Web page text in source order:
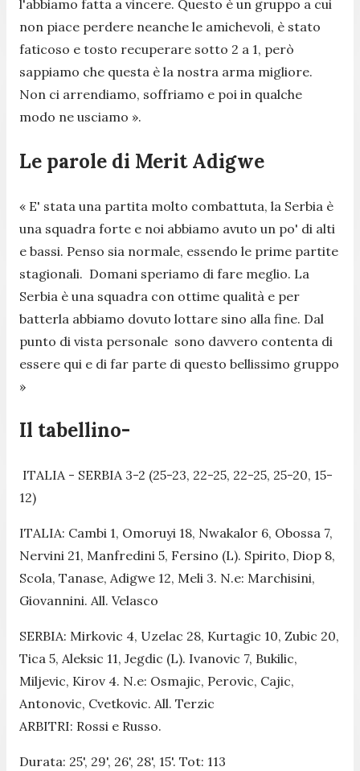
l'abbiamo fatta a vincere. Questo è un gruppo a cui
non piace perdere neanche le amichevoli, è stato
faticoso e tosto recuperare sotto 2 a 1, però
sappiamo che questa è la nostra arma migliore.
Non ci arrendiamo, soffriamo e poi in qualche
modo ne usciamo ».
Le parole di Merit Adigwe
« E' stata una partita molto combattuta, la Serbia è
una squadra forte e noi abbiamo avuto un po' di alti
e bassi. Penso sia normale, essendo le prime partite
stagionali. Domani speriamo di fare meglio. La
Serbia è una squadra con ottime qualità e per
batterla abbiamo dovuto lottare sino alla fine. Dal
punto di vista personale sono davvero contenta di
essere qui e di far parte di questo bellissimo gruppo
»
Il tabellino-
ITALIA - SERBIA 3-2 (25-23, 22-25, 22-25, 25-20, 15-
12)
ITALIA: Cambi 1, Omoruyi 18, Nwakalor 6, Obossa 7,
Nervini 21, Manfredini 5, Fersino (L). Spirito, Diop 8,
Scola, Tanase, Adigwe 12, Meli 3. N.e: Marchisini,
Giovannini. All. Velasco
SERBIA: Mirkovic 4, Uzelac 28, Kurtagic 10, Zubic 20,
Tica 5, Aleksic 11, Jegdic (L). Ivanovic 7, Bukilic,
Miljevic, Kirov 4. N.e: Osmajic, Perovic, Cajic,
Antonovic, Cvetkovic. All. Terzic
ARBITRI: Rossi e Russo.
Durata: 25', 29', 26', 28', 15'. Tot: 113